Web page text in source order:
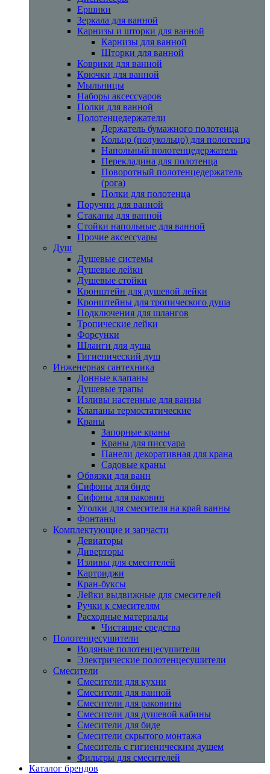
Ершики
Зеркала для ванной
Карнизы и шторки для ванной
Карнизы для ванной
Шторки для ванной
Коврики для ванной
Крючки для ванной
Мыльницы
Наборы аксессуаров
Полки для ванной
Полотенцедержатели
Держатель бумажного полотенца
Кольцо (полукольцо) для полотенца
Напольный полотенцедержатель
Перекладина для полотенца
Поворотный полотенцедержатель
(рога)
Полки для полотенца
Поручни для ванной
Стаканы для ванной
Стойки напольные для ванной
Прочие аксессуары
Душ
Душевые системы
Душевые лейки
Душевые стойки
Кронштейн для душевой лейки
Кронштейны для тропического душа
Подключения для шлангов
Тропические лейки
Форсунки
Шланги для душа
Гигиенический душ
Инженерная сантехника
Донные клапаны
Душевые трапы
Изливы настенные для ванны
Клапаны термостатические
Краны
Запорные краны
Краны для писсуара
Панели декоративная для крана
Садовые краны
Обвязки для ванн
Сифоны для биде
Сифоны для раковин
Уголки для смесителя на край ванны
Фонтаны
Комплектующие и запчасти
Девиаторы
Диверторы
Изливы для смесителей
Картриджи
Кран-буксы
Лейки выдвижные для смесителей
Ручки к смесителям
Расходные материалы
Чистящие средства
Полотенцесушители
Водяные полотенцесушители
Электрические полотенцесушители
Смесители
Смесители для кухни
Смесители для ванной
Смесители для раковины
Смесители для душевой кабины
Смесители для биде
Смесители скрытого монтажа
Смеситель с гигиеническим душем
Фильтры для смесителей
Каталог брендов